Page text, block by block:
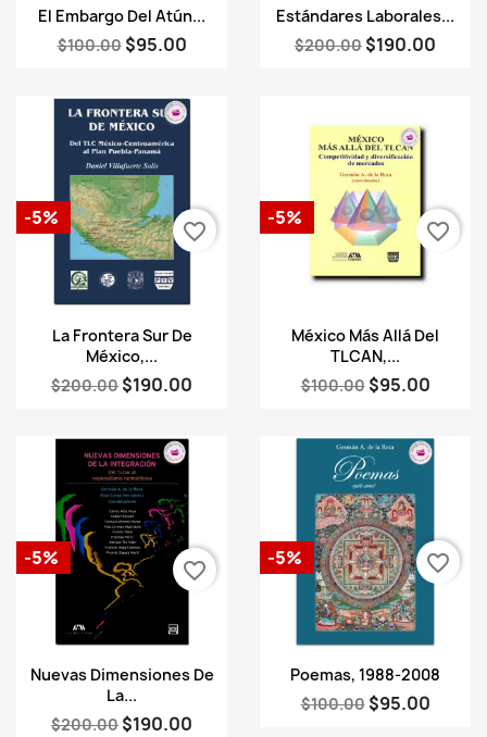
Vista rápida
El Embargo Del Atún...
$100.00 $95.00
Vista rápida
Estándares Laborales...
$200.00 $190.00
Vista rápida
La Frontera Sur De
México,...
$200.00 $190.00
-5%
favorite_border
Vista rápida
México Más Allá Del
TLCAN,...
$100.00 $95.00
-5%
favorite_border
Vista rápida
Nuevas Dimensiones De
La...
$200.00 $190.00
-5%
favorite_border
Vista rápida
Poemas, 1988-2008
$100.00 $95.00
-5% favorite_border